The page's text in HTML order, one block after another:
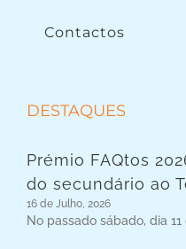
Contactos
DESTAQUES
Prémio FAQtos
do secundário ao
16 de Julho, 2026
No passado sábado, dia